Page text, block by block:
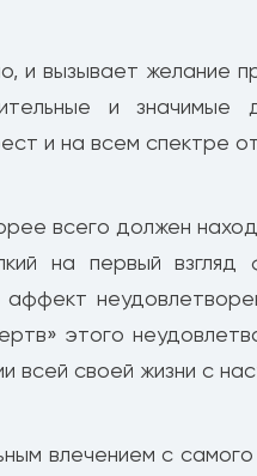
вызывает желание
и
и на всем спектре
всего должен
на первый
этого
своей жизни с
влечением с